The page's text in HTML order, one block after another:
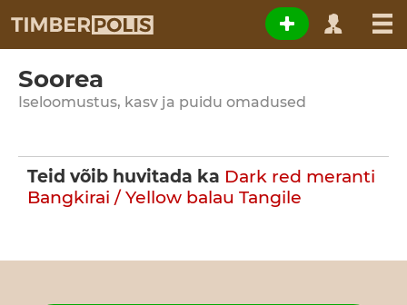
Soorea
Iseloomustus, kasv ja puidu omadused
Teid võib huvitada ka Dark red meranti
Bangkirai / Yellow balau Tangile